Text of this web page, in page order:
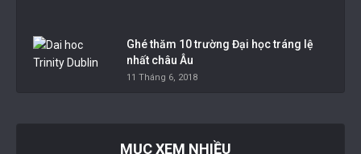
Ghé thăm 10 trường Đại học tráng lệ
nhất châu Âu
11 Tháng 6, 2018
MỤC XEM NHIỀU